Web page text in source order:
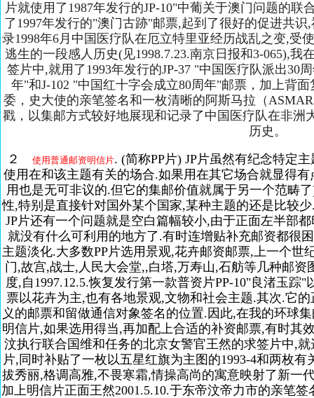
片就使用了1987年发行的JP-10"中葡关于澳门问题的
了1997年发行的"澳门古跡"邮票,起到了很好的促进共识
录1998年6月中国医疗队在厄立特里亚经历战乱之变,受
逃生的一段感人历史(见1998.7.23.南京日报和3-065),我
签片中,就用了1993年发行的JP-37 "中国医疗队派出30
年"和J-102 "中国红十字会成立80周年"邮票，加上背
委，史大使的亲笔签名和一枚清晰的阿斯马拉（
戳，以集邮方式较好地展现和记录了中国医疗队在非洲
历史。
２
使用普通邮资明信片. (简称PP片) JP片虽然有纪念特定
使用在和该主题有关的场合.如果用在其它场合就显得
用也是无可非议的.但它的集邮价值就属于另一个范畴
性,特别是直接针对国外某个国家,某种主题的还是比较
JP片还有一个问题就是空白篇幅较小,由于正面左半部
就没有什么可利用的地方了.有时连增贴补充邮资都很
主题淡化.大多数PP片选用景观,花卉邮资邮票,上一个世
门,故宫,战士,人民大会堂,,白塔,万寿山,石舫等几种邮资
度,自1997.12.5.恢复发行第一款普资片PP-10"良渚玉踪
票以花卉为主,也有各地景观,文物和社会主题.其次.它
义的邮票和留做通信对象签名的位置.因此,在我的环球
明信片,如果选用得当,再加配上合适的补资邮票,有时其
汶执行联合国维和任务的北京女警官王然的求签片中,就
片,同时补贴了一枚以五星红旗为主图的1993-4和两枚有
拔秀丽,格调高雅,不畏寒霜,情操高尚的寓意映射了新一
加上明信片正面王然2001.5.10.于东帝汶帝力市的亲笔